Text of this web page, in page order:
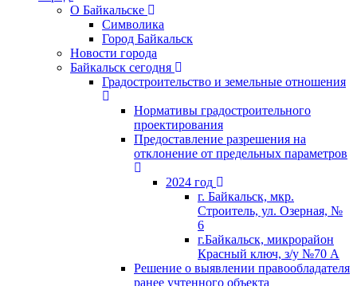
О Байкальске
Символика
Город Байкальск
Новости города
Байкальск сегодня
Градостроительство и земельные отношения
Нормативы градостроительного
проектирования
Предоставление разрешения на
отклонение от предельных параметров
2024 год
г. Байкальск, мкр.
Строитель, ул. Озерная, №
6
г.Байкальск, микрорайон
Красный ключ, з/у №70 А
Решение о выявлении правообладателя
ранее учтенного объекта